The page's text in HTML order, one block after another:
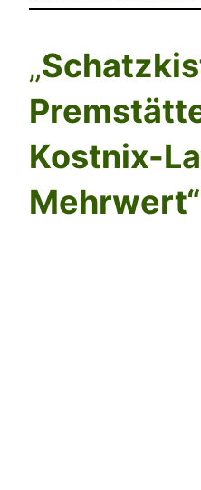
„
Kostnix-
Mehrwert“